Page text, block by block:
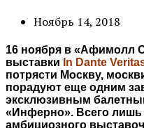
Ноябрь 14, 2018
16 ноября в «Афимолл
выставки In Dante
потрясти Москву,
порадуют еще одним
эксклюзивным
«Инферно». Всего лишь
амбициозного